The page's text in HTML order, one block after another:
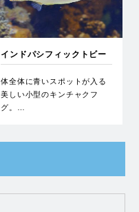
インドパシフィックトビー
体全体に青いスポットが入る
美しい小型のキンチャクフ
グ。…